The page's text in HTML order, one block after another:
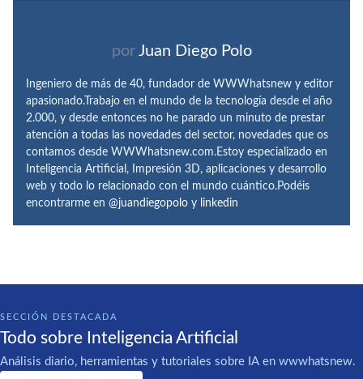
por Juan Diego Polo
Ingeniero de más de 40, fundador de WWWhatsnew y editor
apasionado.Trabajo en el mundo de la tecnología desde el año
2.000, y desde entonces no he parado un minuto de prestar
atención a todas las novedades del sector, novedades que os
contamos desde WWWhatsnew.com.Estoy especializado en
Inteligencia Artificial, Impresión 3D, aplicaciones y desarrollo
web y todo lo relacionado con el mundo cuántico.Podéis
encontrarme en @juandiegopolo y linkedin
SECCIÓN DESTACADA
Todo sobre Inteligencia Artificial
Análisis diario, herramientas y tutoriales sobre IA en wwwhatsnew.